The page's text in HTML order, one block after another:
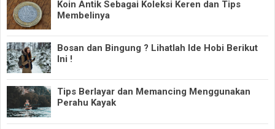
Koin Antik Sebagai Koleksi Keren dan Tips
Membelinya
Bosan dan Bingung ? Lihatlah Ide Hobi Berikut
Ini !
Tips Berlayar dan Memancing Menggunakan
Perahu Kayak